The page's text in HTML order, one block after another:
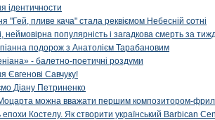
ідентичности
"Гей, пливе кача" стала реквіємом Небесній сотні
неймовірна популярність і загадкова смерть за
подорож з Анатолієм Тарабановим
- балетно-поетичні роздуми
Євгенові Савчуку!
Діану Петриненко
можна вважати першим композитором-
епохи Костелу. Як створити український Barbican